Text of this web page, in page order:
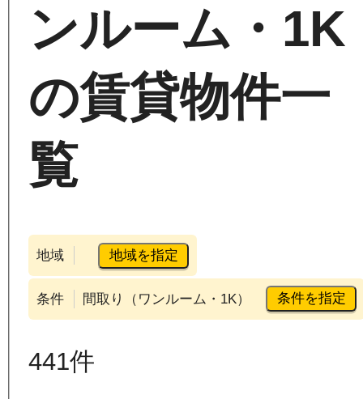
ンルーム・1K
の賃貸物件一
覧
地域 地域を指定
条件 間取り（ワンルーム・1K） 条件を指定
441件